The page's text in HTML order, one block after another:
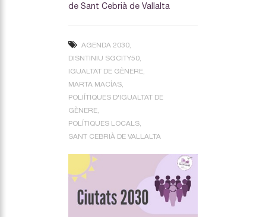
de Sant Cebrià de Vallalta
AGENDA 2030
DISNTINIU SGCITY50
IGUALTAT DE GÈNERE
MARTA MACÍAS
POLIÍTIQUES D'IGUALTAT DE
GÈNERE
POLÍTIQUES LOCALS
SANT CEBRIÀ DE VALLALTA